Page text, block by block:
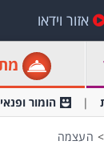
אזור וידאו
הומור ופנאי
> העצמה